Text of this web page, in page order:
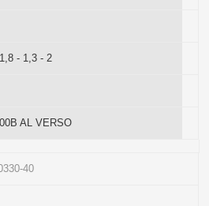
1,8 - 1,3 - 2
AL VERSO
40